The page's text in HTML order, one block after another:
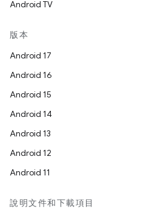
Android TV
版本
Android 17
Android 16
Android 15
Android 14
Android 13
Android 12
Android 11
說明文件和下載項目